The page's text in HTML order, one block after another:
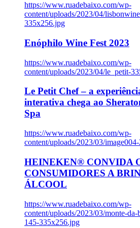
https://www.ruadebaixo.com/wp-
content/uploads/2023/04/
335x256.jpg
Enóphilo Wine Fest 2023
https://www.ruadebaixo.com/wp-
content/uploads/2023/04/le_petit-
Le Petit Chef – a
interativa chega ao
Spa
https://www.ruadebaixo.com/wp-
content/uploads/2023/03/
HEINEKEN® CONVIDA
CONSUMIDORES A
ÁLCOOL
https://www.ruadebaixo.com/wp-
content/uploads/2023/03/monte-
145-335x256.jpg